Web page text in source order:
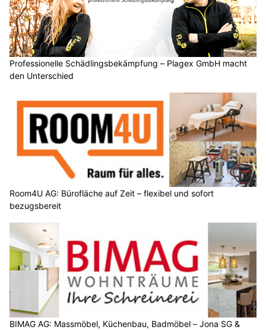
Professionelle Schädlingsbekämpfung – Plagex GmbH macht
den Unterschied
Room4U AG: Bürofläche auf Zeit – flexibel und sofort
bezugsbereit
BIMAG AG: Massmöbel, Küchenbau, Badmöbel – Jona SG &